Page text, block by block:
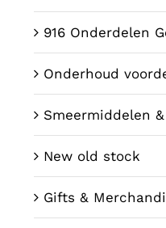
916 Onderdelen
Onderhoud
Smeermiddelen
New old stock
Gifts &